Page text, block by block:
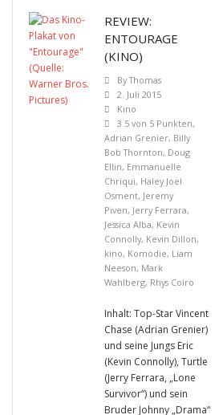
REVIEW:
ENTOURAGE
(KINO)
ByThomas
2. Juli 2015
Kino
3.5 von 5 Punkten,
Adrian Grenier, Billy
Bob Thornton, Doug
Ellin, Emmanuelle
Chriqui, Haley Joel
Osment, Jeremy
Piven, Jerry Ferrara,
Jessica Alba, Kevin
Connolly, Kevin Dillon,
kino, Komödie, Liam
Neeson, Mark
Wahlberg, Rhys Coiro
Inhalt: Top-Star Vincent
Chase (Adrian Grenier)
und seine Jungs Eric
(Kevin Connolly), Turtle
(Jerry Ferrara, „Lone
Survivor“) und sein
Bruder Johnny „Drama“